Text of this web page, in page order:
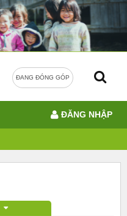
ĐANG ĐÓNG GÓP
ĐĂNG NHẬP